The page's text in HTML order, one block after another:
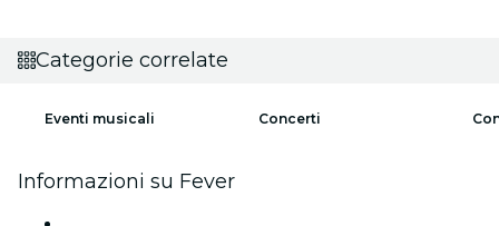
Categorie correlate
Eventi musicali Concerti
Informazioni su Fever